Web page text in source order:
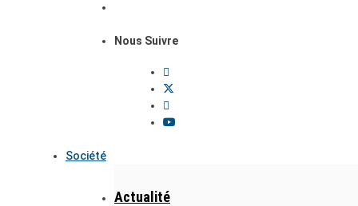
Nous Suivre
Société
Actualité